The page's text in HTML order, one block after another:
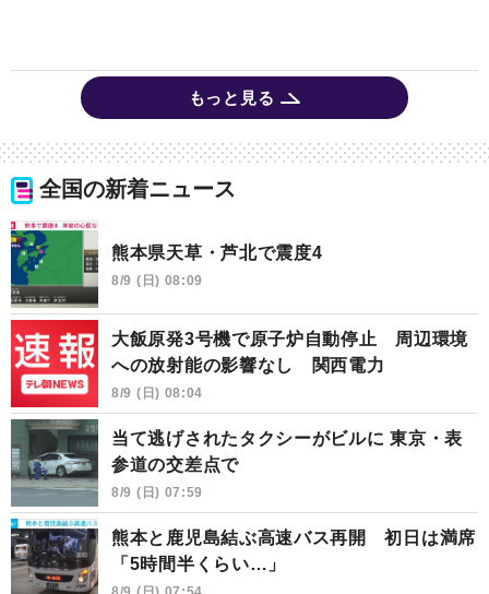
もっと見る
全国の新着ニュース
熊本県天草・芦北で震度4
8/9 (日) 08:09
大飯原発3号機で原子炉自動停止 周辺環境
への放射能の影響なし 関西電力
8/9 (日) 08:04
当て逃げされたタクシーがビルに 東京・表
参道の交差点で
8/9 (日) 07:59
熊本と鹿児島結ぶ高速バス再開 初日は満席
「5時間半くらい…」